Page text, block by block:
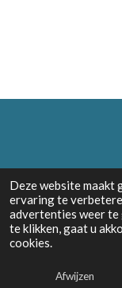
Deze website maakt
ervaring te
advertenties weer te
te klikken, gaat u
cookies.
Afwijzen
© 2024 - 2026
Powered byJouwWeb
E-mailadres